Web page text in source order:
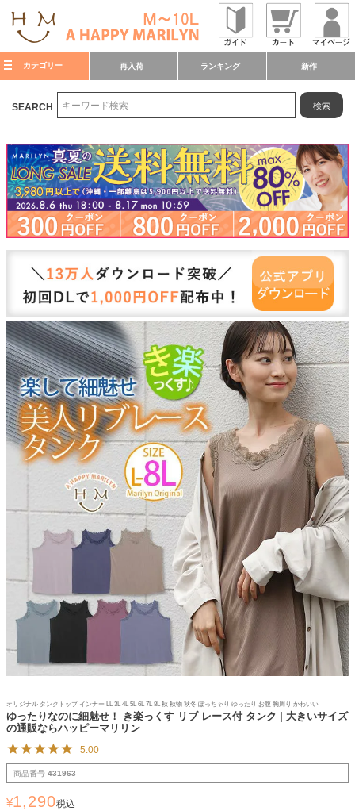
カテゴリー 再入荷 ランキング 新作
SEARCH 検索
オリジナル タンクトップ インナー LL 3L 4L 5L 6L 7L 8L 秋 秋物 秋冬 ぽっちゃり ゆったり お腹 胸周り かわいい
ゆったりなのに細魅せ！ き楽っくす リブ レース付 タンク | 大きいサイズ
の通販ならハッピーマリリン
5.00
商品番号 431963
¥1,290税込